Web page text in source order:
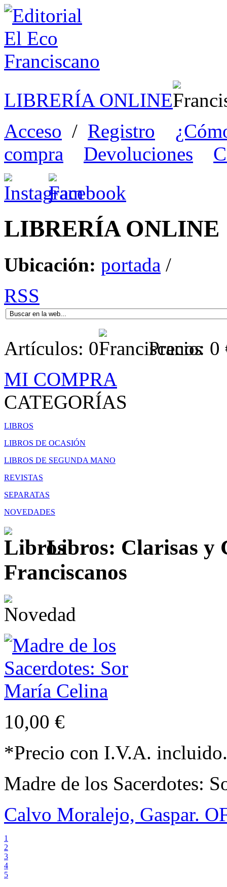
LIBRERÍA ONLINE
Acceso / Registro
compra
Devoluciones
LIBRERÍA ONLINE
Ubicación: portada /
RSS
Artículos: 0 Precio: 0
MI COMPRA
CATEGORÍAS
LIBROS
LIBROS DE OCASIÓN
LIBROS DE SEGUNDA MANO
REVISTAS
SEPARATAS
NOVEDADES
Libros: Clarisas y
Franciscanos
10,00 €
*Precio con I.V.A. incluido.
Madre de los Sacerdotes:
Calvo Moralejo, Gaspar.
1
2
3
4
5